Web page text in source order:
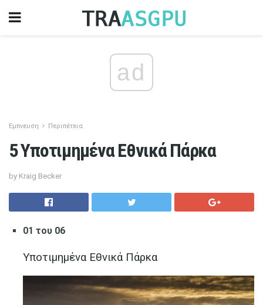
ad
Εμπνευση Περιπέτεια
5 Υποτιμημένα Εθνικά Πάρκα
by Kraig Becker
01 του 06
Υποτιμημένα Εθνικά Πάρκα